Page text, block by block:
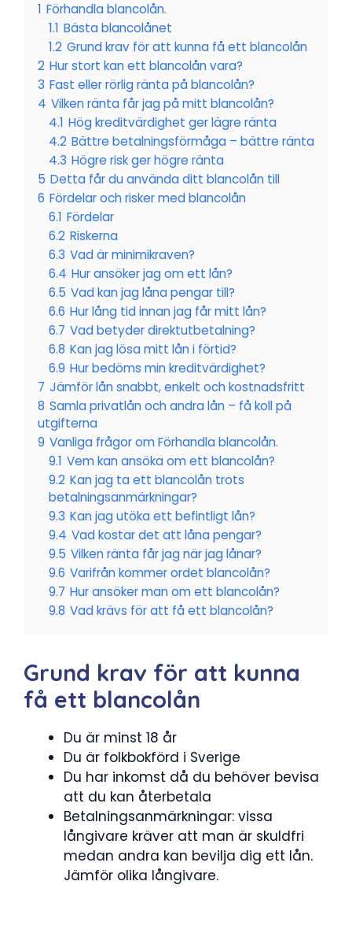
1 Förhandla blancolån.
1.1 Bästa blancolånet
1.2 Grund krav för att kunna få ett blancolån
2 Hur stort kan ett blancolån vara?
3 Fast eller rörlig ränta på blancolån?
4 Vilken ränta får jag på mitt blancolån?
4.1 Hög kreditvärdighet ger lägre ränta
4.2 Bättre betalningsförmåga – bättre ränta
4.3 Högre risk ger högre ränta
5 Detta får du använda ditt blancolån till
6 Fördelar och risker med blancolån
6.1 Fördelar
6.2 Riskerna
6.3 Vad är minimikraven?
6.4 Hur ansöker jag om ett lån?
6.5 Vad kan jag låna pengar till?
6.6 Hur lång tid innan jag får mitt lån?
6.7 Vad betyder direktutbetalning?
6.8 Kan jag lösa mitt lån i förtid?
6.9 Hur bedöms min kreditvärdighet?
7 Jämför lån snabbt, enkelt och kostnadsfritt
8 Samla privatlån och andra lån – få koll på
utgifterna
9 Vanliga frågor om Förhandla blancolån.
9.1 Vem kan ansöka om ett blancolån?
9.2 Kan jag ta ett blancolån trots
betalningsanmärkningar?
9.3 Kan jag utöka ett befintligt lån?
9.4 Vad kostar det att låna pengar?
9.5 Vilken ränta får jag när jag lånar?
9.6 Varifrån kommer ordet blancolån?
9.7 Hur ansöker man om ett blancolån?
9.8 Vad krävs för att få ett blancolån?
Grund krav för att kunna
få ett blancolån
Du är minst 18 år
Du är folkbokförd i Sverige
Du har inkomst då du behöver bevisa
att du kan återbetala
Betalningsanmärkningar: vissa
långivare kräver att man är skuldfri
medan andra kan bevilja dig ett lån.
Jämför olika långivare.